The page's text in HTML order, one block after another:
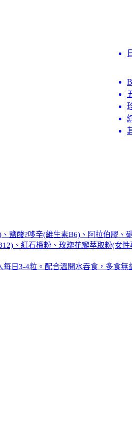
酸?哆辛(維生素B6)、阿拉伯膠
、紅石榴粉、玫瑰花瓣萃取粉(女
日3-4粒。配合溫開水吞食，多食無